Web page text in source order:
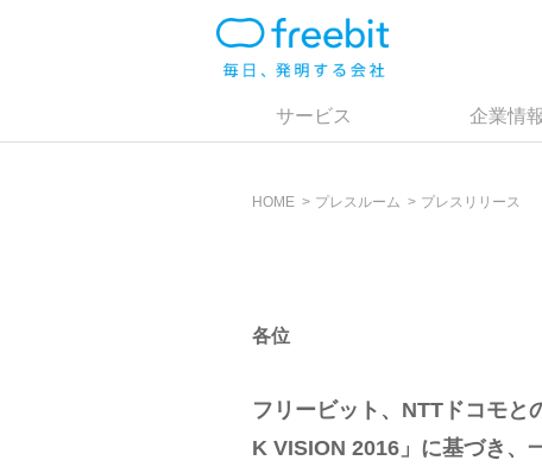
サービス 企業情報
HOME プレスルーム プレスリリース
各位
フリービット、NTTドコモと
K VISION 2016」に基づき、